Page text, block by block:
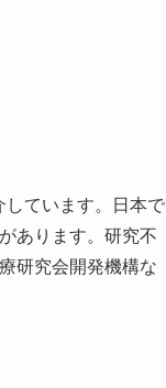
しています。日本で
あります。研究不
研究会開発機構な